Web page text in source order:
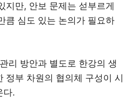
지만, 안보 문제는 섣부르게
큼 심도 있는 논의가 필요하
리 방안과 별도로 한강의 생
정부 차원의 협의체 구성이 시
다.